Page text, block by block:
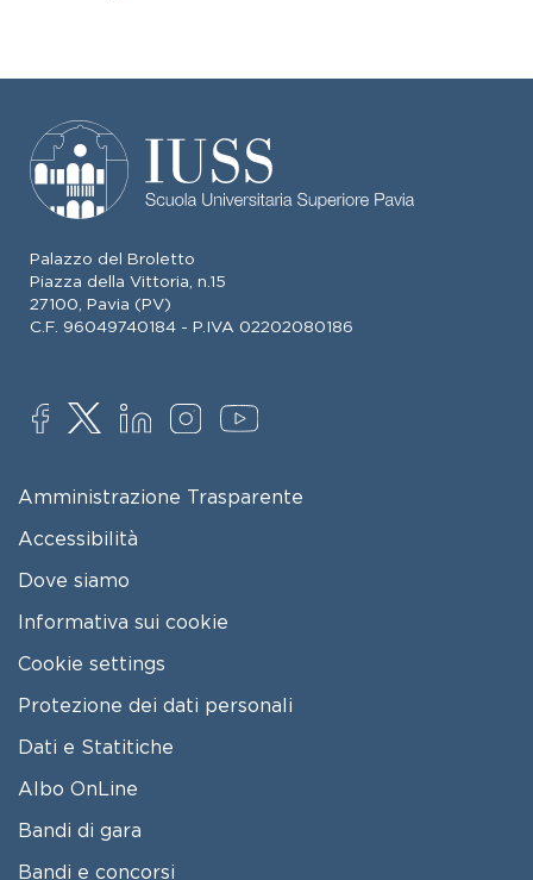
Palazzo del Broletto
Piazza della Vittoria, n.15
27100, Pavia (PV)
C.F. 96049740184 - P.IVA 02202080186
SOCIAL
FOOTER MENU
Amministrazione Trasparente
Accessibilità
Dove siamo
Informativa sui cookie
Cookie settings
Protezione dei dati personali
Dati e Statitiche
FOOTER 2
Albo OnLine
Bandi di gara
Bandi e concorsi